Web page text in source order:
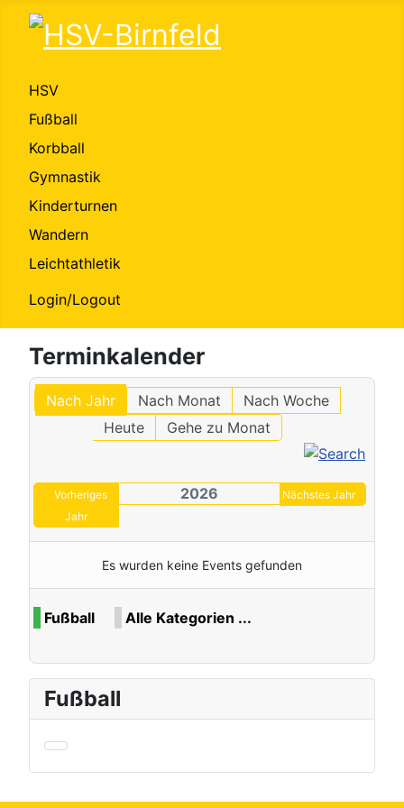
HSV
Fußball
Korbball
Gymnastik
Kinderturnen
Wandern
Leichtathletik
Login/Logout
Terminkalender
Nach Jahr Nach Monat
Nach Woche
Heute
Gehe zu Monat
Vorheriges
Jahr
2026 Nächstes Jahr
Es wurden keine Events gefunden
Limite der Paginierungsliste
Fußball Alle Kategorien ...
Fußball